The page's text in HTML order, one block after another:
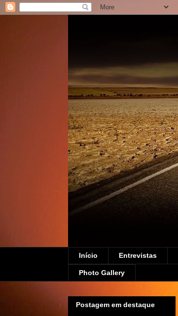
Início Entrevistas
Photo Gallery
Postagem em destaque